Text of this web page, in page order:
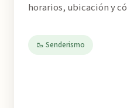
horarios, ubicación y
🥾 Senderismo